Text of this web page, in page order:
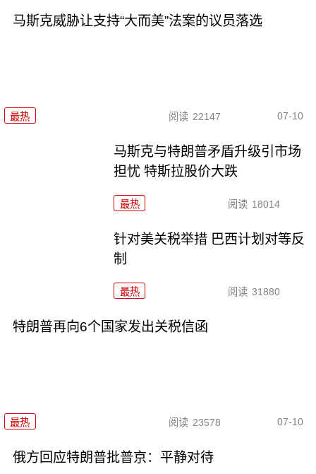
马斯克威胁让支持“大而美”法案的议员落选
最热 阅读 22147 07-10
马斯克与特朗普矛盾升级引市场
担忧 特斯拉股价大跌
最热 阅读 18014
针对美关税举措 巴西计划对等反
制
最热 阅读 31880
特朗普再向6个国家发出关税信函
最热 阅读 23578 07-10
俄方回应特朗普批普京：平静对待